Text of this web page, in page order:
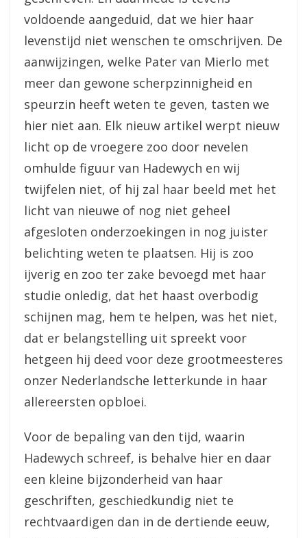
voldoende aangeduid, dat we hier haar
levenstijd niet wenschen te omschrijven. De
aanwijzingen, welke Pater van Mierlo met
meer dan gewone scherpzinnigheid en
speurzin heeft weten te geven, tasten we
hier niet aan. Elk nieuw artikel werpt nieuw
licht op de vroegere zoo door nevelen
omhulde figuur van Hadewych en wij
twijfelen niet, of hij zal haar beeld met het
licht van nieuwe of nog niet geheel
afgesloten onderzoekingen in nog juister
belichting weten te plaatsen. Hij is zoo
ijverig en zoo ter zake bevoegd met haar
studie onledig, dat het haast overbodig
schijnen mag, hem te helpen, was het niet,
dat er belangstelling uit spreekt voor
hetgeen hij deed voor deze grootmeesteres
onzer Nederlandsche letterkunde in haar
allereersten opbloei.
Voor de bepaling van den tijd, waarin
Hadewych schreef, is behalve hier en daar
een kleine bijzonderheid van haar
geschriften, geschiedkundig niet te
rechtvaardigen dan in de dertiende eeuw,